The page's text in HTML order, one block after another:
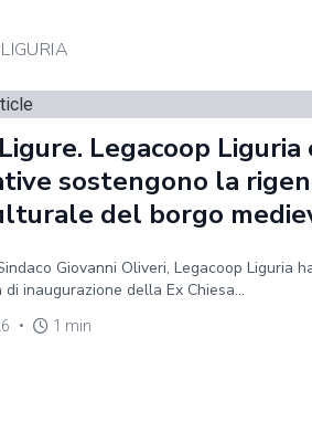
Legacoop Liguria
sostengono la
del borgo
Giovanni Oliveri, Legacoop Liguria
inaugurazione della Ex Chiesa...
• 1 min